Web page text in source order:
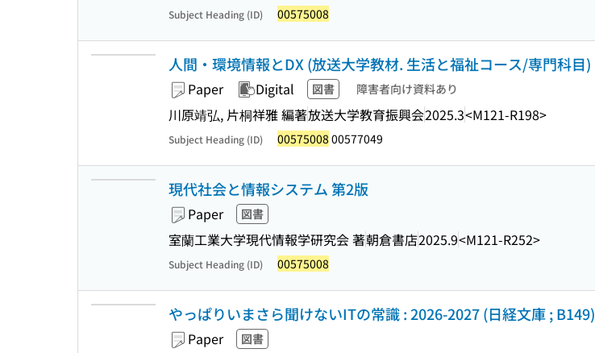
Subject Heading (ID) 00575008
人間・環境情報とDX (放送大学教材. 生活と福祉コース/専門科目)
Paper Digital 図書 障害者向け資料あり
川原靖弘, 片桐祥雅 編著放送大学教育振興会2025.3<M121-R198>
Subject Heading (ID) 00575008 00577049
現代社会と情報システム 第2版
Paper 図書
室蘭工業大学現代情報学研究会 著朝倉書店2025.9<M121-R252>
Subject Heading (ID) 00575008
やっぱりいまさら聞けないITの常識 : 2026-2027 (日経文庫 ; B149)
Paper 図書